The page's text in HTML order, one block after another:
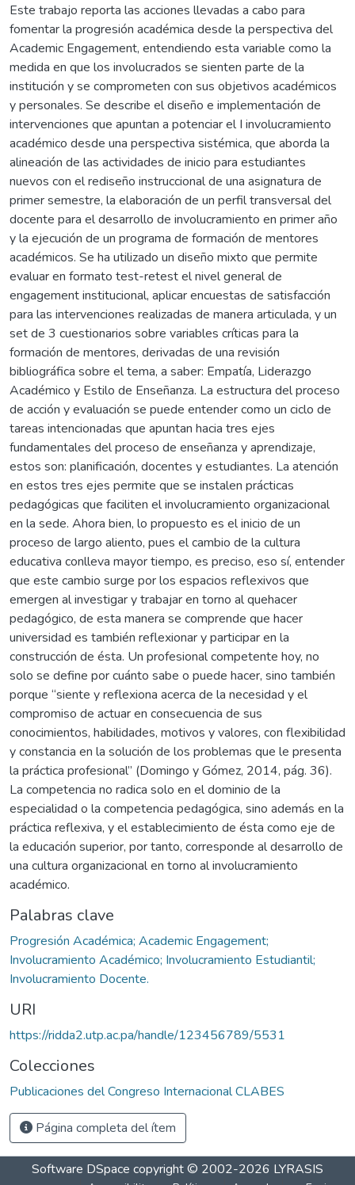
Este trabajo reporta las acciones llevadas a cabo para
fomentar la progresión académica desde la perspectiva del
Academic Engagement, entendiendo esta variable como la
medida en que los involucrados se sienten parte de la
institución y se comprometen con sus objetivos académicos
y personales. Se describe el diseño e implementación de
intervenciones que apuntan a potenciar el I involucramiento
académico desde una perspectiva sistémica, que aborda la
alineación de las actividades de inicio para estudiantes
nuevos con el rediseño instruccional de una asignatura de
primer semestre, la elaboración de un perfil transversal del
docente para el desarrollo de involucramiento en primer año
y la ejecución de un programa de formación de mentores
académicos. Se ha utilizado un diseño mixto que permite
evaluar en formato test-retest el nivel general de
engagement institucional, aplicar encuestas de satisfacción
para las intervenciones realizadas de manera articulada, y un
set de 3 cuestionarios sobre variables críticas para la
formación de mentores, derivadas de una revisión
bibliográfica sobre el tema, a saber: Empatía, Liderazgo
Académico y Estilo de Enseñanza. La estructura del proceso
de acción y evaluación se puede entender como un ciclo de
tareas intencionadas que apuntan hacia tres ejes
fundamentales del proceso de enseñanza y aprendizaje,
estos son: planificación, docentes y estudiantes. La atención
en estos tres ejes permite que se instalen prácticas
pedagógicas que faciliten el involucramiento organizacional
en la sede. Ahora bien, lo propuesto es el inicio de un
proceso de largo aliento, pues el cambio de la cultura
educativa conlleva mayor tiempo, es preciso, eso sí, entender
que este cambio surge por los espacios reflexivos que
emergen al investigar y trabajar en torno al quehacer
pedagógico, de esta manera se comprende que hacer
universidad es también reflexionar y participar en la
construcción de ésta. Un profesional competente hoy, no
solo se define por cuánto sabe o puede hacer, sino también
porque “siente y reflexiona acerca de la necesidad y el
compromiso de actuar en consecuencia de sus
conocimientos, habilidades, motivos y valores, con flexibilidad
y constancia en la solución de los problemas que le presenta
la práctica profesional” (Domingo y Gómez, 2014, pág. 36).
La competencia no radica solo en el dominio de la
especialidad o la competencia pedagógica, sino además en la
práctica reflexiva, y el establecimiento de ésta como eje de
la educación superior, por tanto, corresponde al desarrollo de
una cultura organizacional en torno al involucramiento
académico.
Palabras clave
Progresión Académica; Academic Engagement;
Involucramiento Académico; Involucramiento Estudiantil;
Involucramiento Docente.
URI
https://ridda2.utp.ac.pa/handle/123456789/5531
Colecciones
Publicaciones del Congreso Internacional CLABES
Página completa del ítem
Software DSpace copyright © 2002-2026 LYRASIS